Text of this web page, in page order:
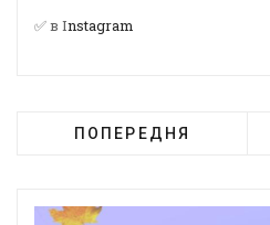
✅ в Instagram
ПОПЕРЕДНЯ